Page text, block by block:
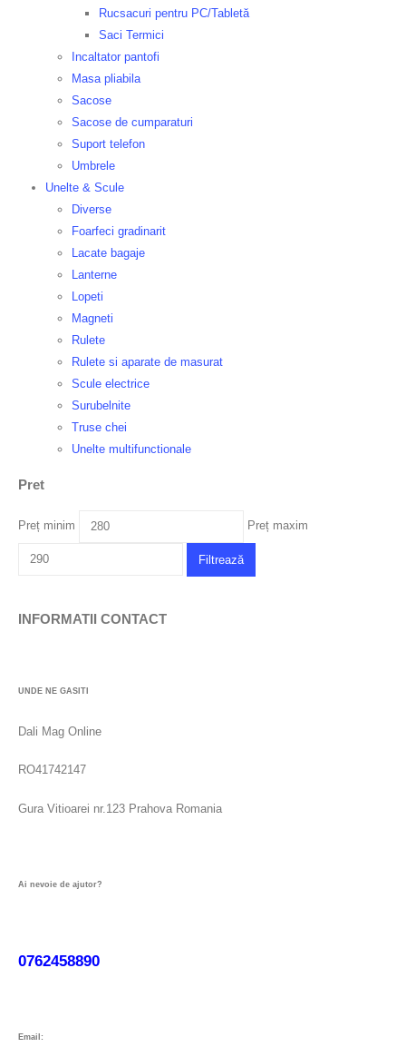
Rucsacuri pentru PC/Tabletă
Saci Termici
Incaltator pantofi
Masa pliabila
Sacose
Sacose de cumparaturi
Suport telefon
Umbrele
Unelte & Scule
Diverse
Foarfeci gradinarit
Lacate bagaje
Lanterne
Lopeti
Magneti
Rulete
Rulete si aparate de masurat
Scule electrice
Surubelnite
Truse chei
Unelte multifunctionale
Pret
Preț minim Preț maxim
Filtrează
INFORMATII CONTACT
UNDE NE GASITI
Dali Mag Online
RO41742147
Gura Vitioarei nr.123 Prahova Romania
Ai nevoie de ajutor?
0762458890
Email: